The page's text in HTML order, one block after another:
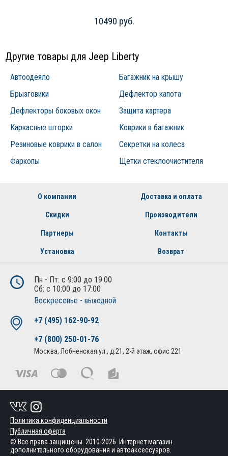
10490 руб.
Другие товары для Jeep Liberty
Автоодеяло
Багажник на крышу
Брызговики
Дефлектор капота
Дефлекторы боковых окон
Защита картера
Каркасные шторки
Коврики в багажник
Резиновые коврики в салон
Секретки на колеса
Фаркопы
Щетки стеклоочистителя
О компании Доставка и оплата
Скидки Производители
Партнеры Контакты
Установка Возврат
Пн - Пт: с 9:00 до 19:00
Сб: с 10:00 до 17:00
Воскресенье - выходной
+7 (495) 162-90-92
+7 (800) 250-01-76
Москва, Лобненская ул., д.21, 2-й этаж, офис 221
Политика конфиденциальности
Публичная оферта
© Все права защищены. 2010-2026. Интернет магазин
дополнительного оборудования и автоаксессуаров.